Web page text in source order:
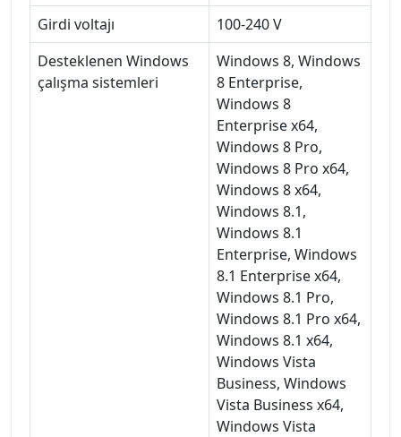
Girdi voltajı
100-240 V
Desteklenen Windows
çalışma sistemleri
Windows 8, Windows
8 Enterprise,
Windows 8
Enterprise x64,
Windows 8 Pro,
Windows 8 Pro x64,
Windows 8 x64,
Windows 8.1,
Windows 8.1
Enterprise, Windows
8.1 Enterprise x64,
Windows 8.1 Pro,
Windows 8.1 Pro x64,
Windows 8.1 x64,
Windows Vista
Business, Windows
Vista Business x64,
Windows Vista